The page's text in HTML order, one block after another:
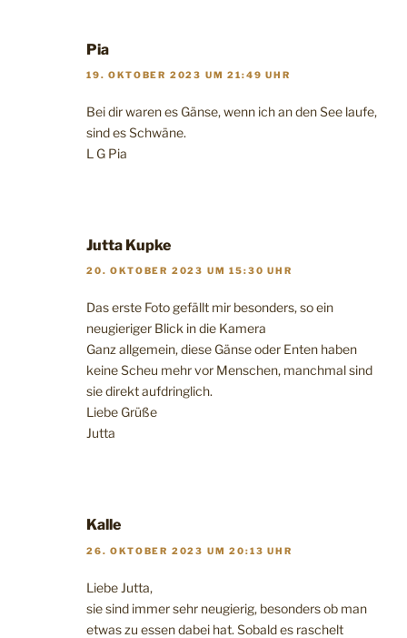
Pia
19. OKTOBER 2023 UM 21:49 UHR
Bei dir waren es Gänse, wenn ich an den See laufe,
sind es Schwäne.
L G Pia
Jutta Kupke
20. OKTOBER 2023 UM 15:30 UHR
Das erste Foto gefällt mir besonders, so ein
neugieriger Blick in die Kamera
Ganz allgemein, diese Gänse oder Enten haben
keine Scheu mehr vor Menschen, manchmal sind
sie direkt aufdringlich.
Liebe Grüße
Jutta
Kalle
26. OKTOBER 2023 UM 20:13 UHR
Liebe Jutta,
sie sind immer sehr neugierig, besonders ob man
etwas zu essen dabei hat. Sobald es raschelt